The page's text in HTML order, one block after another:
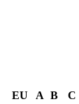
EU A B
C